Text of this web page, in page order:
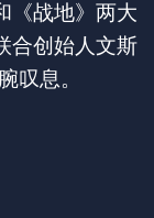
战地》两大
合创始人文斯
叹息。